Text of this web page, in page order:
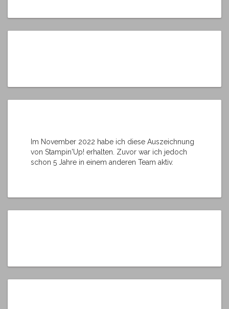
Im November 2022 habe ich diese Auszeichnung
von Stampin'Up! erhalten. Zuvor war ich jedoch
schon 5 Jahre in einem anderen Team aktiv.